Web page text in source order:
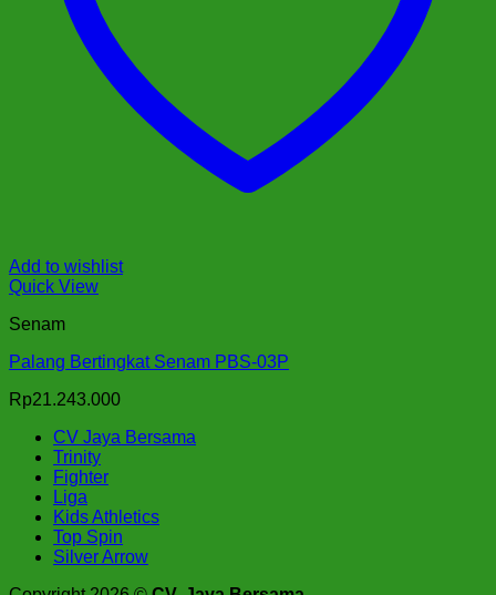
Add to wishlist
Quick View
Senam
Palang Bertingkat Senam PBS-03P
Rp21.243.000
CV Jaya Bersama
Trinity
Fighter
Liga
Kids Athletics
Top Spin
Silver Arrow